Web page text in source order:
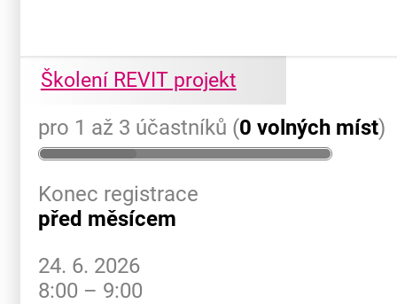
Školení REVIT projekt
pro 1 až 3 účastníků (0 volných míst)
Konec registrace
před měsícem
24. 6. 2026
8:00 – 9:00